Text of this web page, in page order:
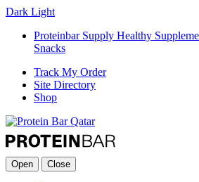
Dark Light
Proteinbar Supply Healthy
Snacks
Track My Order
Site Directory
Shop
Open Close